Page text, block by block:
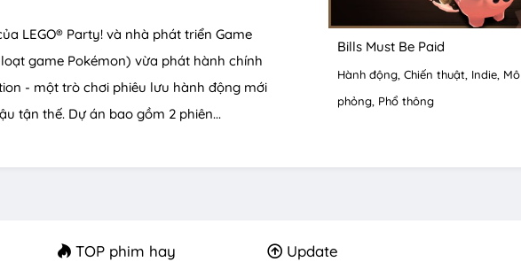
LEGO® Party! và nhà phát triển Game
game Pokémon) vừa phát hành chính
- một trò chơi phiêu lưu hành động mới
tận thế. Dự án bao gồm 2 phiên...
Bills Must Be Paid
Hành động Chiến thuật Indie Mô
phỏng Phổ thông
TOP phim hay Update